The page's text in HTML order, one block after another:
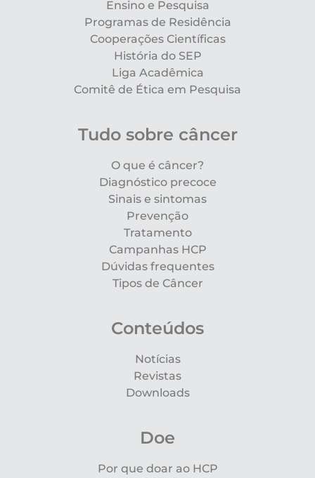
Ensino e Pesquisa
Programas de Residência
Cooperações Científicas
História do SEP
Liga Acadêmica
Comitê de Ética em Pesquisa
Tudo sobre câncer
O que é câncer?
Diagnóstico precoce
Sinais e sintomas
Prevenção
Tratamento
Campanhas HCP
Dúvidas frequentes
Tipos de Câncer
Conteúdos
Notícias
Revistas
Downloads
Doe
Por que doar ao HCP